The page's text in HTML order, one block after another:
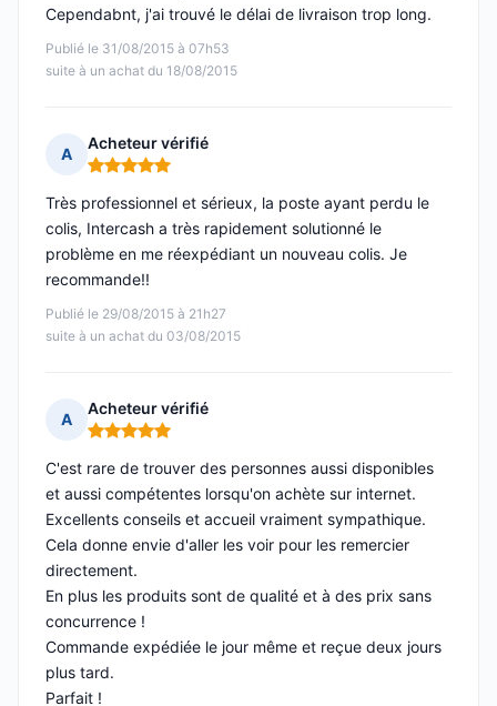
Publié le 31/08/2015 à 07h53
suite à un achat du 18/08/2015
Cependabnt, j'ai trouvé le délai de livraison trop long.
A
Acheteur vérifié
Note : 5 sur 5
Publié le 29/08/2015 à 21h27
suite à un achat du 03/08/2015
Très professionnel et sérieux, la poste ayant perdu le
colis, Intercash a très rapidement solutionné le
problème en me réexpédiant un nouveau colis. Je
recommande!!
A
Acheteur vérifié
Note : 5 sur 5
C'est rare de trouver des personnes aussi disponibles
et aussi compétentes lorsqu'on achète sur internet.
Excellents conseils et accueil vraiment sympathique.
Cela donne envie d'aller les voir pour les remercier
directement.
En plus les produits sont de qualité et à des prix sans
concurrence !
Commande expédiée le jour même et reçue deux jours
plus tard.
Parfait !